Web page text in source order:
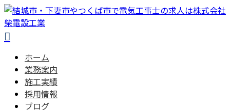
ホーム
業務案内
施工実績
採用情報
ブログ